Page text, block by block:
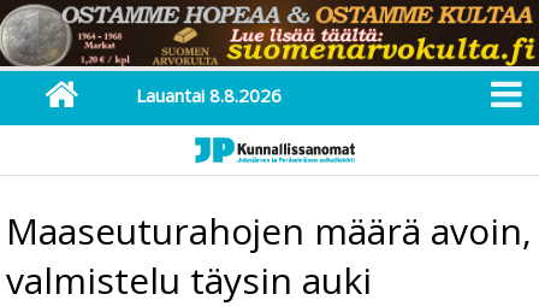
Lauantai 8.8.2026
Maaseuturahojen määrä avoin,
valmistelu täysin auki